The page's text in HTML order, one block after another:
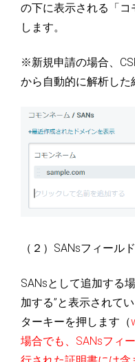
の下に表示される「
します。
※新規申請の場合、
から自動的に解析した
（２）SANsフィール
SANsとして追加する
加する”と表示されて
ターキーを押します（
場合でも、SANsフィ